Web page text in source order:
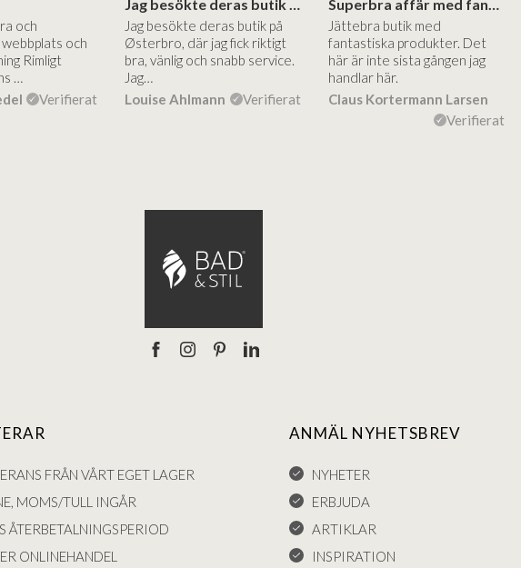
och
och
Rimligt
…
Verifierat
Jag besökte deras butik på Østerbro.
Jag besökte deras butik på
Østerbro, där jag fick riktigt
bra, vänlig och snabb service.
Jag…
Louise Ahlmann
Verifierat
Superbra affär med fantastiska produkter
Jättebra butik med
fantastiska produkter. Det
här är inte sista gången jag
handlar här.
Claus Kortermann Larsen
Verifierat
FRÅN VÅRT EGET LAGER
MOMS/TULL INGÅR
ÅTERBETALNINGSPERIOD
ONLINEHANDEL
ANMÄL NYHETSBREV
NYHETER
ERBJUDA
ARTIKLAR
INSPIRATION